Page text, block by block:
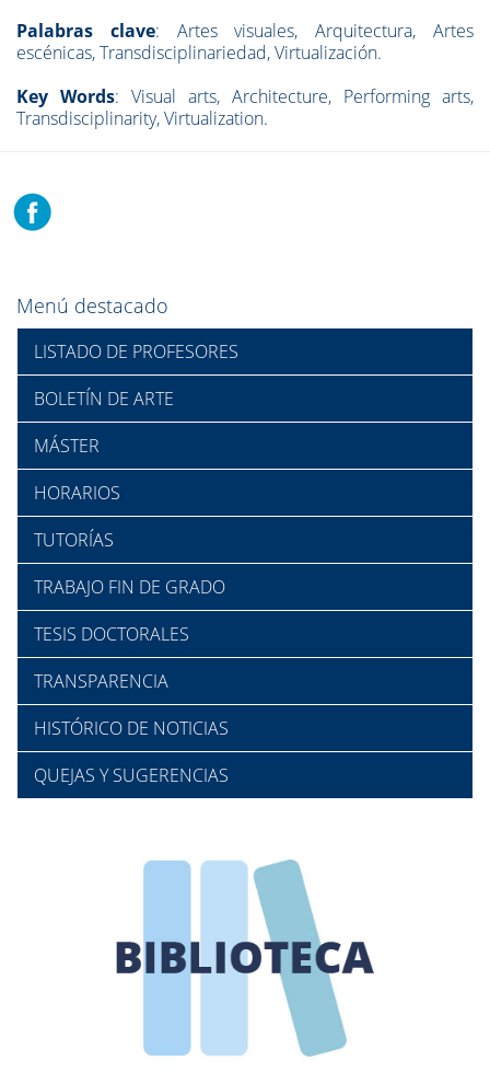
Palabras clave: Artes visuales, Arquitectura, Artes
escénicas, Transdisciplinariedad, Virtualización.
Key Words: Visual arts, Architecture, Performing arts,
Transdisciplinarity, Virtualization.
Menú destacado
LISTADO DE PROFESORES
BOLETÍN DE ARTE
MÁSTER
HORARIOS
TUTORÍAS
TRABAJO FIN DE GRADO
TESIS DOCTORALES
TRANSPARENCIA
HISTÓRICO DE NOTICIAS
QUEJAS Y SUGERENCIAS